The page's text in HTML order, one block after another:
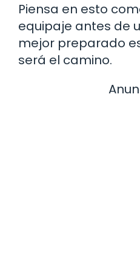
Piensa en esto
equipaje antes de
mejor preparado
será el camino.